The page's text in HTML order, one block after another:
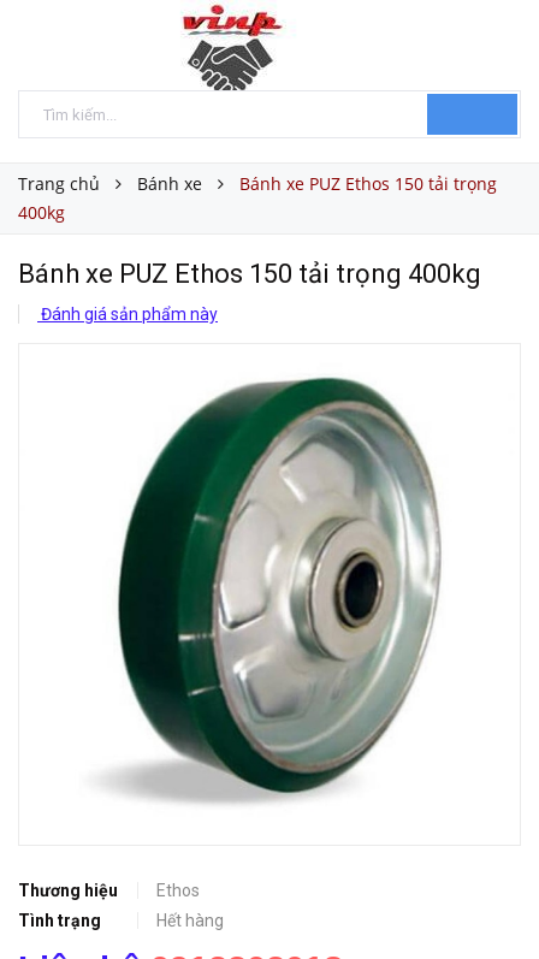
Trang chủ Bánh xe
Bánh xe PUZ Ethos 150 tải trọng
400kg
Bánh xe PUZ Ethos 150 tải trọng 400kg
Đánh giá sản phẩm này
Thương hiệu
Ethos
Tình trạng
Hết hàng